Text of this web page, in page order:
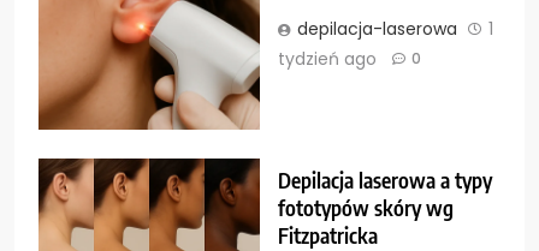
depilacja-laserowa
1
tydzień ago
0
Depilacja laserowa a typy
fototypów skóry wg
Fitzpatricka